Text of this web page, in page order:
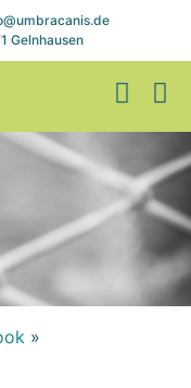
Gelnhausen
»